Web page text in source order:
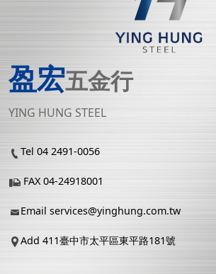
盈宏五金行
YING HUNG STEEL
Tel 04 2491-0056
FAX 04-24918001
Email services@yinghung.com.tw
Add 411臺中市太平區東平路181號